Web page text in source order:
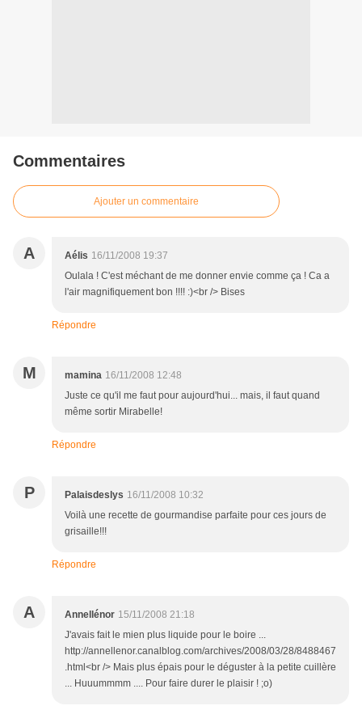
Commentaires
Ajouter un commentaire
A Aélis 16/11/2008 19:37
Oulala ! C'est méchant de me donner envie comme ça ! Ca a
l'air magnifiquement bon !!!! :)<br /> Bises
Répondre
M mamina 16/11/2008 12:48
Juste ce qu'il me faut pour aujourd'hui... mais, il faut quand
même sortir Mirabelle!
Répondre
P Palaisdeslys 16/11/2008 10:32
Voilà une recette de gourmandise parfaite pour ces jours de
grisaille!!!
Répondre
A Annellénor 15/11/2008 21:18
J'avais fait le mien plus liquide pour le boire ...
http://annellenor.canalblog.com/archives/2008/03/28/8488467
.html<br /> Mais plus épais pour le déguster à la petite cuillère
... Huuummmm .... Pour faire durer le plaisir ! ;o)